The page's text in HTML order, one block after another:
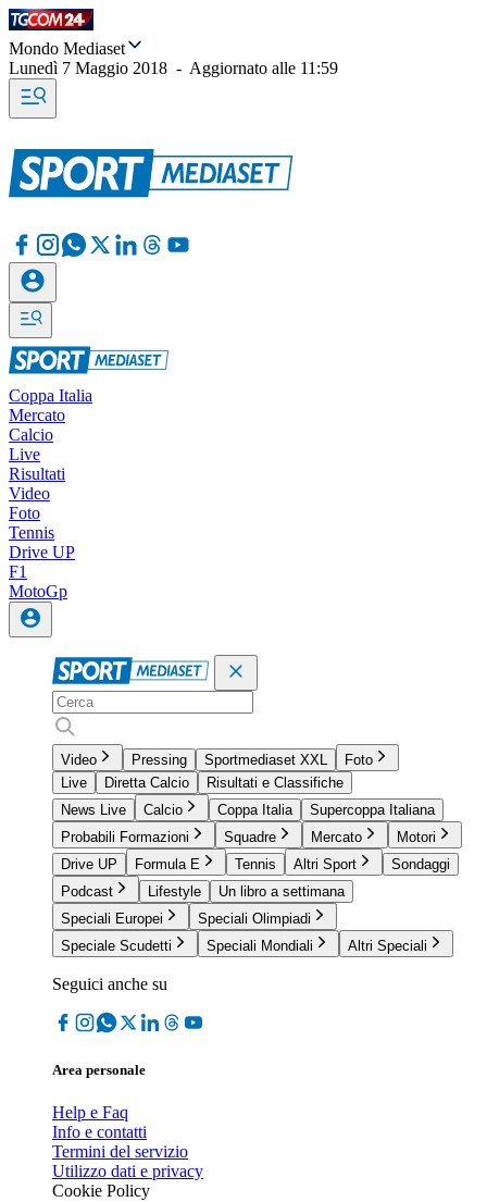
Mondo Mediaset
Lunedì 7 Maggio 2018 - Aggiornato alle 11:59
Coppa Italia
Mercato
Calcio
Live
Risultati
Video
Foto
Tennis
Drive UP
F1
MotoGp
Video Pressing Sportmediaset XXL
Foto
Live
Diretta Calcio
Risultati e Classifiche
News Live
Calcio Coppa Italia
Supercoppa Italiana
Probabili Formazioni
Squadre Mercato
Motori
Drive UP
Formula E Tennis Altri Sport
Sondaggi
Podcast
Lifestyle
Un libro a settimana
Speciali Europei
Speciali Olimpiadi
Speciale Scudetti
Speciali Mondiali Altri Speciali
Seguici anche su
Area personale
Help e Faq
Info e contatti
Termini del servizio
Utilizzo dati e privacy
Cookie Policy